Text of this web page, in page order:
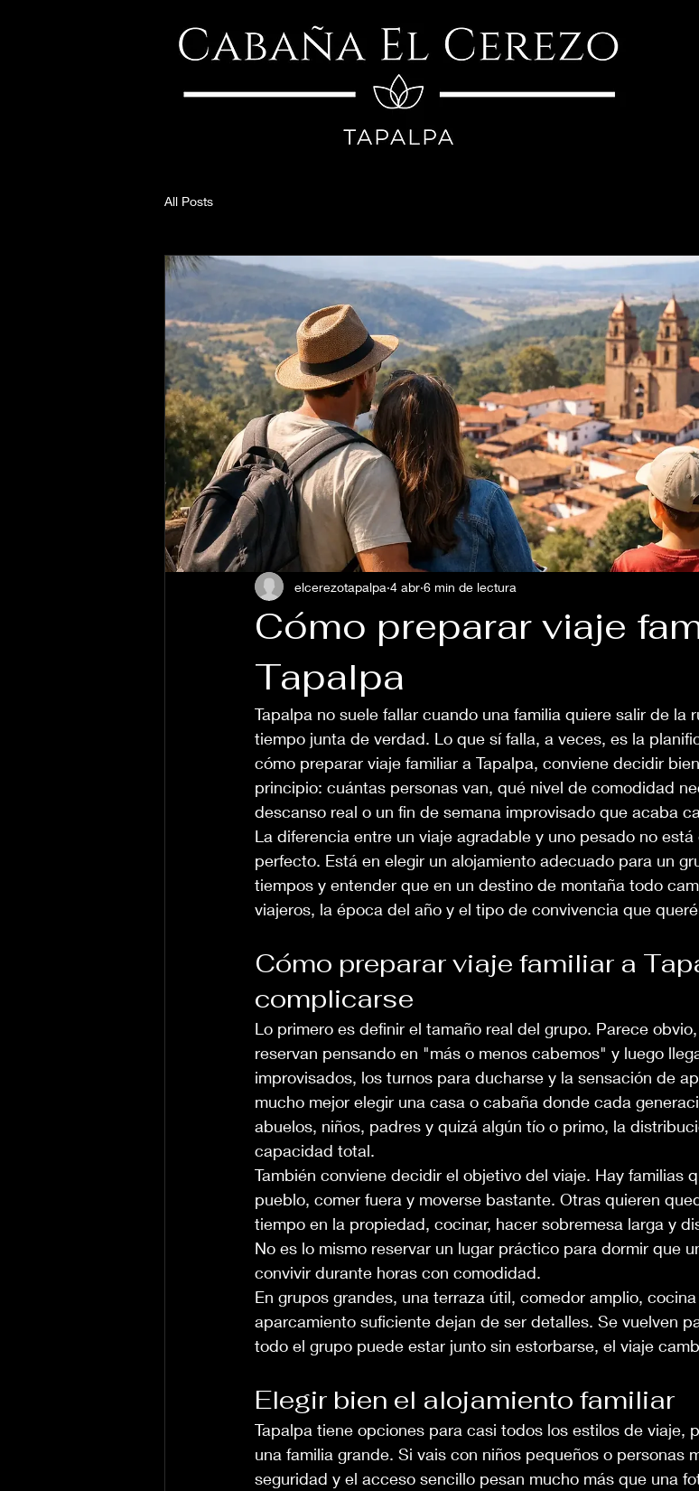
All Posts
Cómo preparar viaje
Tapalpa
elcerezotapalpa 4 abr 6 min de lectura
Tapalpa no suele fallar cuando una familia quiere salir de la
tiempo junta de verdad. Lo que sí falla, a veces, es la
cómo preparar viaje familiar a Tapalpa, conviene decidir
principio: cuántas personas van, qué nivel de comodidad
descanso real o un fin de semana improvisado que acaba
La diferencia entre un viaje agradable y uno pesado no
perfecto. Está en elegir un alojamiento adecuado para un
tiempos y entender que en un destino de montaña todo
viajeros, la época del año y el tipo de convivencia que
Cómo preparar viaje familiar a
complicarse
Lo primero es definir el tamaño real del grupo. Parece
reservan pensando en "más o menos cabemos" y luego
improvisados, los turnos para ducharse y la sensación de
mucho mejor elegir una casa o cabaña donde cada
abuelos, niños, padres y quizá algún tío o primo, la
capacidad total.
También conviene decidir el objetivo del viaje. Hay familias
pueblo, comer fuera y moverse bastante. Otras quieren
tiempo en la propiedad, cocinar, hacer sobremesa larga y
No es lo mismo reservar un lugar práctico para dormir que
convivir durante horas con comodidad.
En grupos grandes, una terraza útil, comedor amplio,
aparcamiento suficiente dejan de ser detalles. Se vuelven
todo el grupo puede estar junto sin estorbarse, el viaje
Elegir bien el alojamiento familiar
Tapalpa tiene opciones para casi todos los estilos de viaje,
una familia grande. Si vais con niños pequeños o personas
seguridad y el acceso sencillo pesan mucho más que una